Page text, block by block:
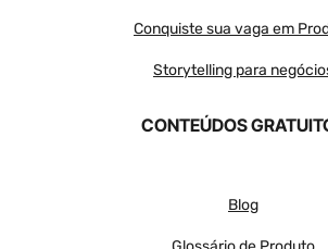
Conquiste sua vaga em
Storytelling para
CONTEÚDOS
Blog